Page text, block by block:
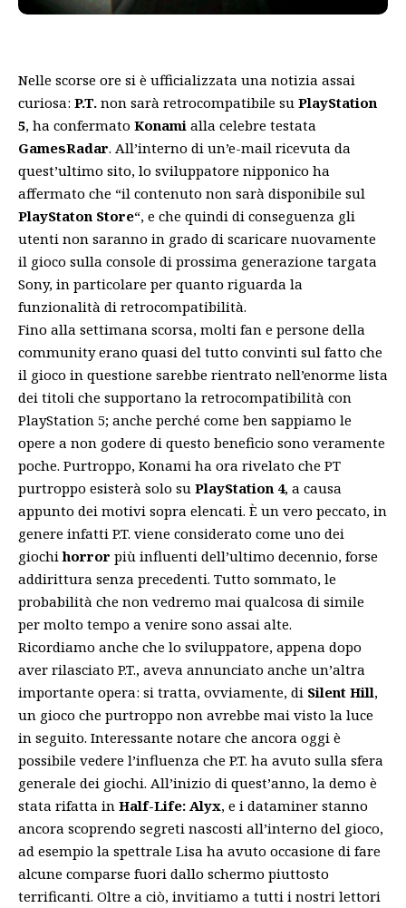
Nelle scorse ore si è ufficializzata una notizia assai
curiosa: P.T. non sarà retrocompatibile su PlayStation
5, ha confermato Konami alla celebre testata
GamesRadar. All’interno di un’e-mail ricevuta da
quest’ultimo sito, lo sviluppatore nipponico ha
affermato che “il contenuto non sarà disponibile sul
PlayStaton Store“, e che quindi di conseguenza gli
utenti non saranno in grado di scaricare nuovamente
il gioco sulla console di prossima generazione targata
Sony, in particolare per quanto riguarda la
funzionalità di retrocompatibilità.
Fino alla settimana scorsa, molti fan e persone della
community erano quasi del tutto convinti sul fatto che
il gioco in questione sarebbe rientrato nell’enorme lista
dei titoli che supportano la retrocompatibilità con
PlayStation 5; anche perché come ben sappiamo le
opere a non godere di questo beneficio sono veramente
poche. Purtroppo, Konami ha ora rivelato che PT
purtroppo esisterà solo su PlayStation 4, a causa
appunto dei motivi sopra elencati. È un vero peccato, in
genere infatti P.T. viene considerato come uno dei
giochihorror più influenti dell’ultimo decennio, forse
addirittura senza precedenti. Tutto sommato, le
probabilità che non vedremo mai qualcosa di simile
per molto tempo a venire sono assai alte.
Ricordiamo anche che lo sviluppatore, appena dopo
aver rilasciato P.T., aveva annunciato anche un’altra
importante opera: si tratta, ovviamente, di Silent Hill,
un gioco che purtroppo non avrebbe mai visto la luce
in seguito. Interessante notare che ancora oggi è
possibile vedere l’influenza che P.T. ha avuto sulla sfera
generale dei giochi. All’inizio di quest’anno, la demo è
stata rifatta in Half-Life: Alyx, e i dataminer stanno
ancora scoprendo segreti nascosti all’interno del gioco,
ad esempio la spettrale Lisa ha avuto occasione di fare
alcune comparse fuori dallo schermo piuttosto
terrificanti. Oltre a ciò, invitiamo a tutti i nostri lettori